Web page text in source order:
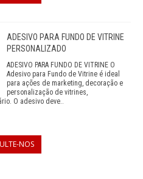
ADESIVO PARA FUNDO DE VITRINE
PERSONALIZADO
ADESIVO PARA FUNDO DE VITRINE O
Adesivo para Fundo de Vitrine é ideal
para ações de marketing, decoração e
personalização de vitrines,
O adesivo deve..
NOS